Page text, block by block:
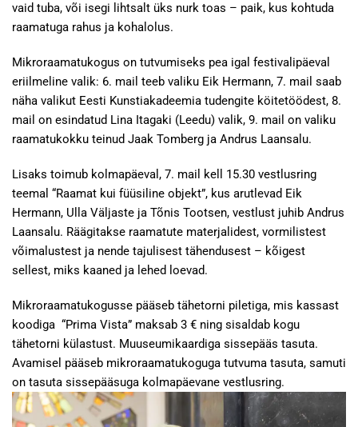
vaid tuba, või isegi lihtsalt üks nurk toas – paik, kus kohtuda
raamatuga rahus ja kohalolus.
Mikroraamatukogus on tutvumiseks pea igal festivalipäeval
eriilmeline valik: 6. mail teeb valiku Eik Hermann, 7. mail saab
näha valikut Eesti Kunstiakadeemia tudengite köitetöödest, 8.
mail on esindatud Lina Itagaki (Leedu) valik, 9. mail on valiku
raamatukokku teinud Jaak Tomberg ja Andrus Laansalu.
Lisaks toimub kolmapäeval, 7. mail kell 15.30 vestlusring
teemal “Raamat kui füüsiline objekt”, kus arutlevad Eik
Hermann, Ulla Väljaste ja Tõnis Tootsen, vestlust juhib Andrus
Laansalu. Räägitakse raamatute materjalidest, vormilistest
võimalustest ja nende tajulisest tähendusest – kõigest
sellest, miks kaaned ja lehed loevad.
Mikroraamatukogusse pääseb tähetorni piletiga, mis kassast
koodiga “Prima Vista” maksab 3 € ning sisaldab kogu
tähetorni külastust. Muuseumikaardiga sissepääs tasuta.
Avamisel pääseb mikroraamatukoguga tutvuma tasuta, samuti
on tasuta sissepääsuga kolmapäevane vestlusring.